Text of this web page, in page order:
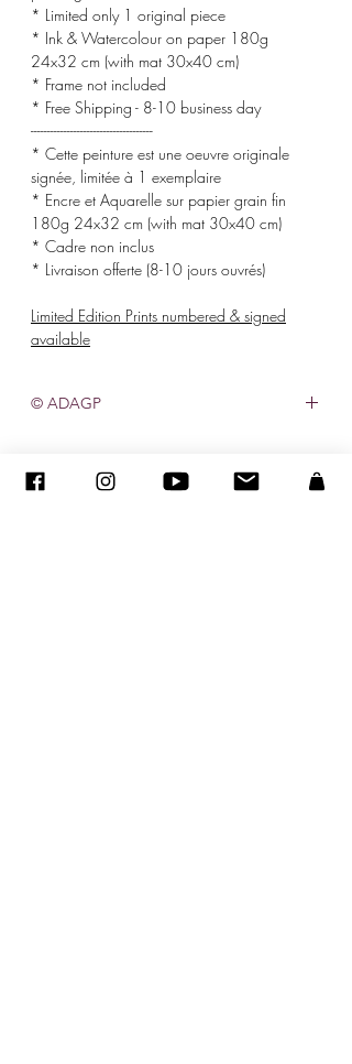
* Limited only 1 original piece
* Ink & Watercolour on paper 180g
24x32 cm (with mat 30x40 cm)
* Frame not included
* Free Shipping - 8-10 business day
-------------------------------------
* Cette peinture est une oeuvre originale
signée, limitée à 1 exemplaire
* Encre et Aquarelle sur papier grain fin
180g 24x32 cm (with mat 30x40 cm)
* Cadre non inclus
* Livraison offerte (8-10 jours ouvrés)
Limited Edition Prints numbered & signed
available
© ADAGP